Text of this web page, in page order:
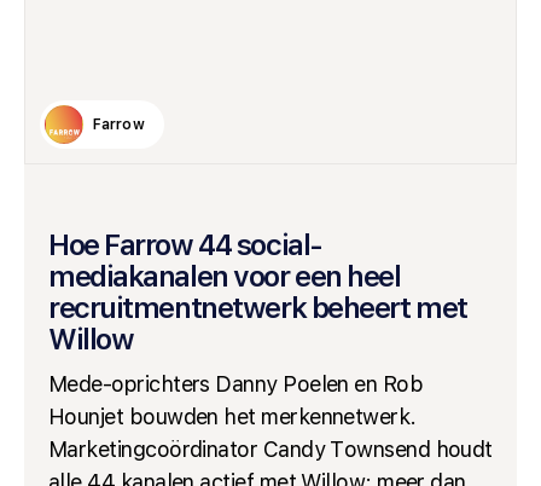
Farrow
Hoe Farrow 44 social-
mediakanalen voor een heel
recruitmentnetwerk beheert met
Willow
Mede-oprichters Danny Poelen en Rob
Hounjet bouwden het merkennetwerk.
Marketingcoördinator Candy Townsend houdt